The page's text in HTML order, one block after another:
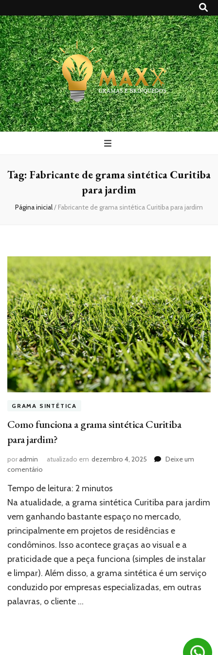
Maxx Gramas
Blog
Tag: Fabricante de grama sintética Curitiba
para jardim
Página inicial/ Fabricante de grama sintética Curitiba para jardim
GRAMA SINTÉTICA
Como funciona a grama sintética Curitiba
para jardim?
poradmin atualizado em dezembro 4, 2025
Deixe um
comentário
funciona
a
sintética
Curitiba
jardim?
Tempo de leitura: 2 minutos
Na atualidade, a grama sintética Curitiba para jardim
vem ganhando bastante espaço no mercado,
principalmente em projetos de residências e
condôminos. Isso acontece graças ao visual e a
praticidade que a peça funciona (simples de instalar
e limpar). Além disso, a grama sintética é um serviço
conduzido por empresas especializadas, em outras
palavras, o cliente …